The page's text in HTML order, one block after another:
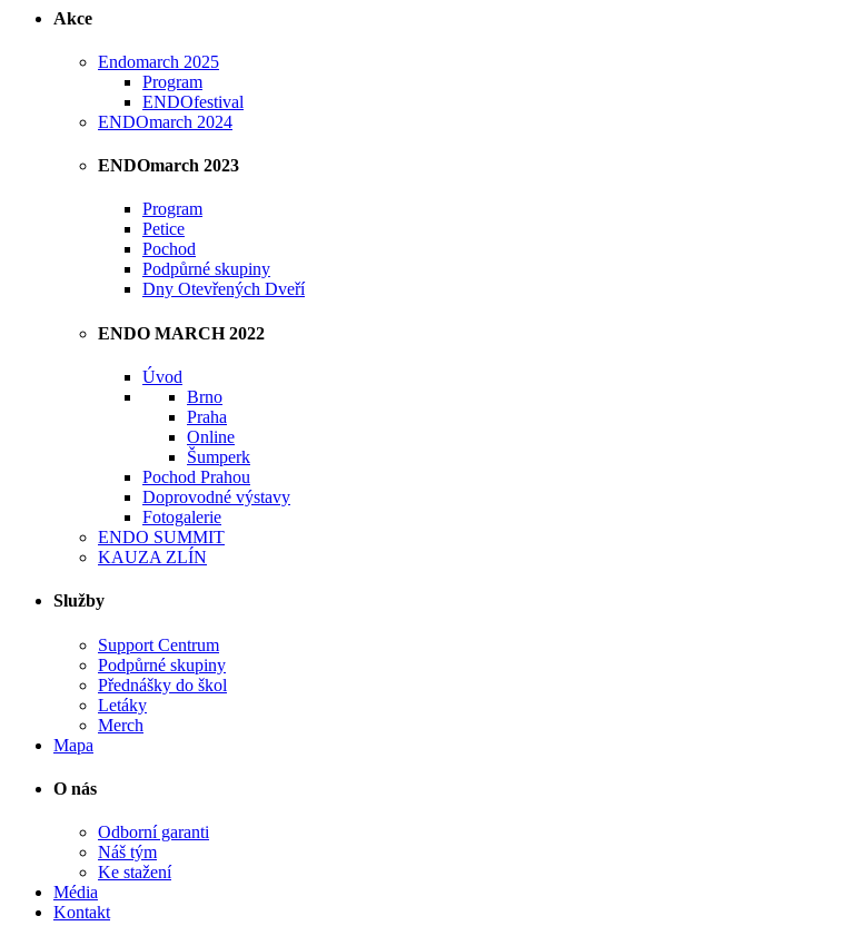
Akce
Endomarch 2025
Program
ENDOfestival
ENDOmarch 2024
ENDOmarch 2023
Program
Petice
Pochod
Podpůrné skupiny
Dny Otevřených Dveří
ENDO MARCH 2022
Úvod
Brno
Praha
Online
Šumperk
Pochod Prahou
Doprovodné výstavy
Fotogalerie
ENDO SUMMIT
KAUZA ZLÍN
Služby
Support Centrum
Podpůrné skupiny
Přednášky do škol
Letáky
Merch
Mapa
O nás
Odborní garanti
Náš tým
Ke stažení
Média
Kontakt